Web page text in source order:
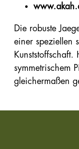
Die robuste
einer speziellen
symmetrischem
gleichermaßen